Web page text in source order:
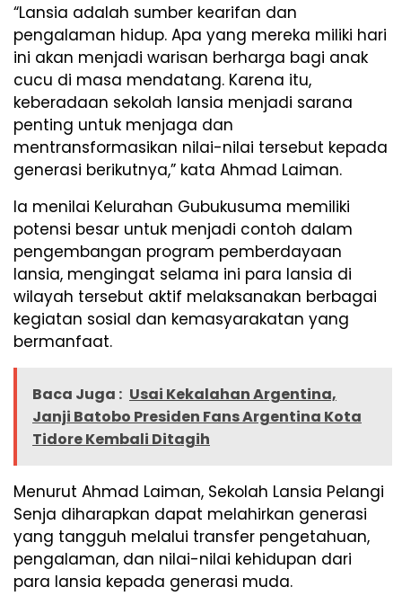
“Lansia adalah sumber kearifan dan
pengalaman hidup. Apa yang mereka miliki hari
ini akan menjadi warisan berharga bagi anak
cucu di masa mendatang. Karena itu,
keberadaan sekolah lansia menjadi sarana
penting untuk menjaga dan
mentransformasikan nilai-nilai tersebut kepada
generasi berikutnya,” kata Ahmad Laiman.
Ia menilai Kelurahan Gubukusuma memiliki
potensi besar untuk menjadi contoh dalam
pengembangan program pemberdayaan
lansia, mengingat selama ini para lansia di
wilayah tersebut aktif melaksanakan berbagai
kegiatan sosial dan kemasyarakatan yang
bermanfaat.
Baca Juga : Usai Kekalahan Argentina,
Janji Batobo Presiden Fans Argentina Kota
Tidore Kembali Ditagih
Menurut Ahmad Laiman, Sekolah Lansia Pelangi
Senja diharapkan dapat melahirkan generasi
yang tangguh melalui transfer pengetahuan,
pengalaman, dan nilai-nilai kehidupan dari
para lansia kepada generasi muda.